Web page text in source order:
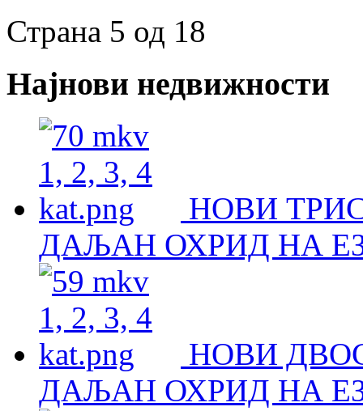
Страна 5 од 18
Најнови недвижности
НОВИ
ДАЉАН ОХРИД НА
НОВИ
ДАЉАН ОХРИД НА